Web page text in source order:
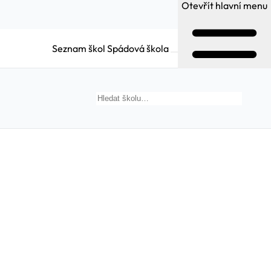
Seznam škol Spádová škola
Otevřít hlavní menu